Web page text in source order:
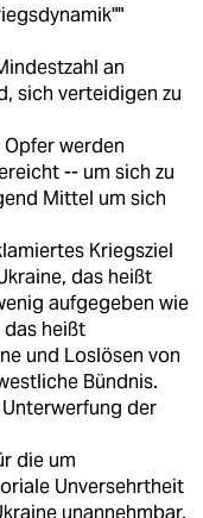
an
sich verteidigen zu
werden
-- um sich zu
Mittel um sich
Kriegsziel
das heißt
aufgegeben wie
heißt
und Loslösen von
Bündnis.
der
die um
Unversehrtheit
unannehmbar.